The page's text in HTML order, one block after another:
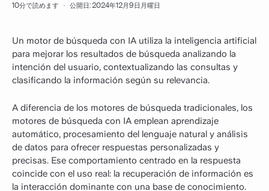
10分で読めます · 公開日: 2024年12月9日月曜日
Un motor de búsqueda con IA utiliza la inteligencia artificial
para mejorar los resultados de búsqueda analizando la
intención del usuario, contextualizando las consultas y
clasificando la información según su relevancia.
A diferencia de los motores de búsqueda tradicionales, los
motores de búsqueda con IA emplean aprendizaje
automático, procesamiento del lenguaje natural y análisis
de datos para ofrecer respuestas personalizadas y
precisas. Ese comportamiento centrado en la respuesta
coincide con el uso real: la recuperación de información es
la interacción dominante con una base de conocimiento.